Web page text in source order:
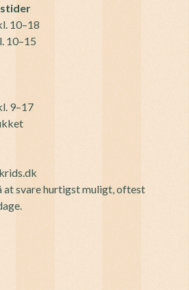
10–18
10–15
9–17
svare hurtigst muligt, oftest